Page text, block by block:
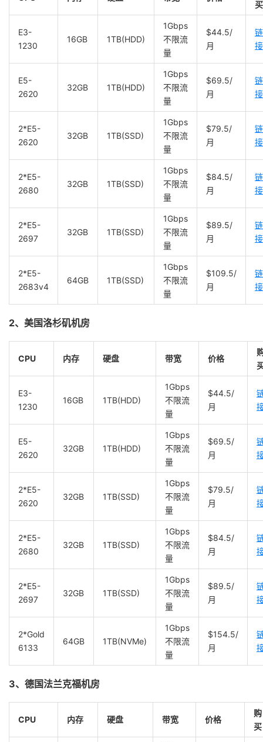
买
E3-
1230
16GB 1TB(HDD)
1Gbps
不限流
量
$44.5/
月
链
接
E5-
2620
32GB 1TB(HDD)
1Gbps
不限流
量
$69.5/
月
链
接
2*E5-
2620
32GB 1TB(SSD)
1Gbps
不限流
量
$79.5/
月
链
接
2*E5-
2680
32GB 1TB(SSD)
1Gbps
不限流
量
$84.5/
月
链
接
2*E5-
2697
32GB 1TB(SSD)
1Gbps
不限流
量
$89.5/
月
链
接
2*E5-
2683v4
64GB 1TB(SSD)
1Gbps
不限流
量
$109.5/
月
链
接
2、美国洛杉矶机房
CPU 内存 硬盘 带宽 价格
E3-
1230
16GB 1TB(HDD)
1Gbps
不限流
量
$44.5/
月
E5-
2620
32GB 1TB(HDD)
1Gbps
不限流
量
$69.5/
月
2*E5-
2620
32GB 1TB(SSD)
1Gbps
不限流
量
$79.5/
月
2*E5-
2680
32GB 1TB(SSD)
1Gbps
不限流
量
$84.5/
月
2*E5-
2697
32GB 1TB(SSD)
1Gbps
不限流
量
$89.5/
月
2*Gold
6133
64GB 1TB(NVMe)
1Gbps
不限流
量
$154.5/
月
3、德国法兰克福机房
CPU 内存 硬盘 带宽 价格
购
买